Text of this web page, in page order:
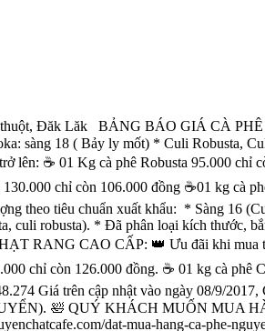
thuột, Đăk Lăk BẢNG BÁO GIÁ CÀ
sàng 18 ( Bảy ly mốt) * Culi Robusta,
☕ 01 Kg cà phê Robusta 95.000 chỉ
chỉ còn 106.000 đồng ☕01 kg cà
theo tiêu chuẩn xuất khẩu: * Sàng 16
robusta). * Đã phân loại kích thước,
RANG CAO CẤP: 👑 Ưu đãi khi mua
chỉ còn 126.000 đồng. ☕ 01 kg cà
Giá trên cập nhật vào ngày 08/9/
🛀 QUÝ KHÁCH MUỐN MUA
dat-mua-hang-ca-phe-